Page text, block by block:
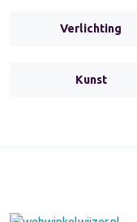
Verlichting
Kunst